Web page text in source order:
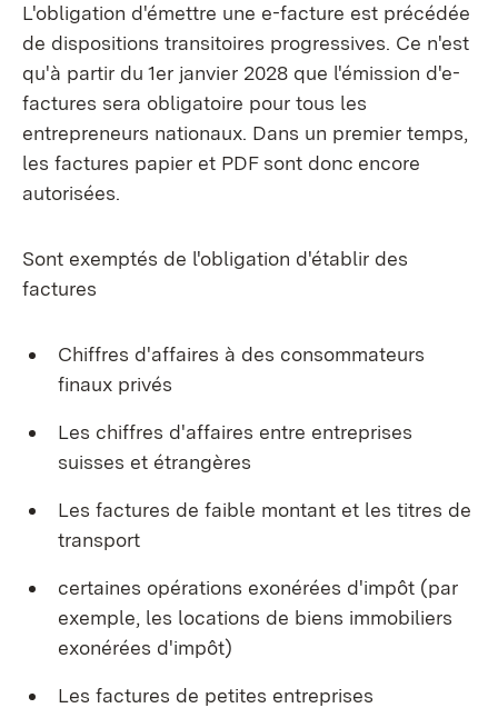
L'obligation d'émettre une e-facture est précédée
de dispositions transitoires progressives. Ce n'est
qu'à partir du 1er janvier 2028 que l'émission d'e-
factures sera obligatoire pour tous les
entrepreneurs nationaux. Dans un premier temps,
les factures papier et PDF sont donc encore
autorisées.
Sont exemptés de l'obligation d'établir des
factures
Chiffres d'affaires à des consommateurs
finaux privés
Les chiffres d'affaires entre entreprises
suisses et étrangères
Les factures de faible montant et les titres de
transport
certaines opérations exonérées d'impôt (par
exemple, les locations de biens immobiliers
exonérées d'impôt)
Les factures de petites entreprises